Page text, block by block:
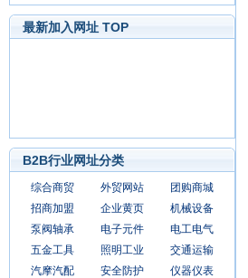
最新加入网址 TOP
B2B行业网址分类
综合商贸 外贸网站
团购商城
招商加盟
企业黄页
机械设备
泵阀轴承
电子元件
电工电气
五金工具
照明工业
交通运输
汽摩汽配
安全防护
仪器仪表